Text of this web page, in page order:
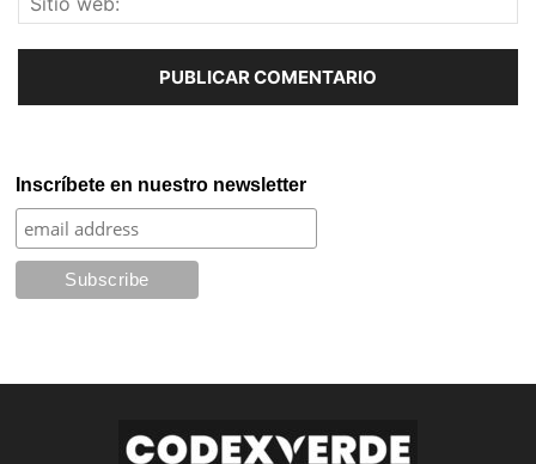
Inscríbete en nuestro newsletter